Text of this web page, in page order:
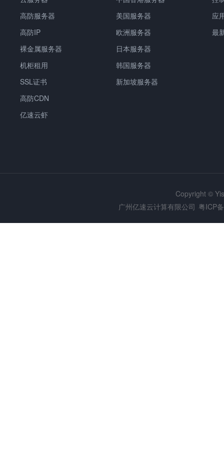
高防服务器
高防IP
裸金属服务器
机柜租用
SSL证书
高防CDN
亿速云虾
美国服务器
欧洲服务器
日本服务器
韩国服务器
新加坡服务器
应
最
Copyright ©
广州亿速云计算有限公司 粤ICP